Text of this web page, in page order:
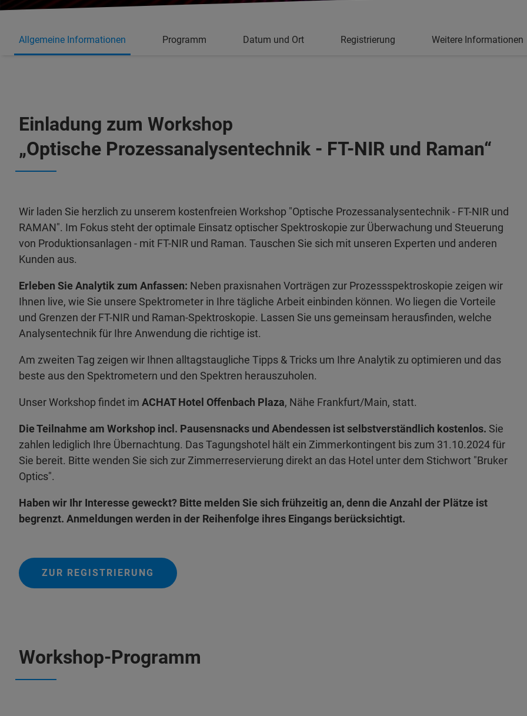
Allgemeine Informationen Programm Datum und Ort Registrierung Weitere Informationen
Einladung zum Workshop
„Optische Prozessanalysentechnik - FT-NIR und Raman“
Wir laden Sie herzlich zu unserem kostenfreien Workshop "Optische Prozessanalysentechnik - FT-NIR und
RAMAN". Im Fokus steht der optimale Einsatz optischer Spektroskopie zur Überwachung und Steuerung
von Produktionsanlagen - mit FT-NIR und Raman. Tauschen Sie sich mit unseren Experten und anderen
Kunden aus.
Erleben Sie Analytik zum Anfassen: Neben praxisnahen Vorträgen zur Prozessspektroskopie zeigen wir
Ihnen live, wie Sie unsere Spektrometer in Ihre tägliche Arbeit einbinden können. Wo liegen die Vorteile
und Grenzen der FT-NIR und Raman-Spektroskopie. Lassen Sie uns gemeinsam herausfinden, welche
Analysentechnik für Ihre Anwendung die richtige ist.
Am zweiten Tag zeigen wir Ihnen alltagstaugliche Tipps & Tricks um Ihre Analytik zu optimieren und das
beste aus den Spektrometern und den Spektren herauszuholen.
Unser Workshop findet im ACHAT Hotel Offenbach Plaza, Nähe Frankfurt/Main, statt.
Die Teilnahme am Workshop incl. Pausensnacks und Abendessen ist selbstverständlich kostenlos. Sie
zahlen lediglich Ihre Übernachtung. Das Tagungshotel hält ein Zimmerkontingent bis zum 31.10.2024 für
Sie bereit. Bitte wenden Sie sich zur Zimmerreservierung direkt an das Hotel unter dem Stichwort "Bruker
Optics".
Haben wir Ihr Interesse geweckt? Bitte melden Sie sich frühzeitig an, denn die Anzahl der Plätze ist
begrenzt. Anmeldungen werden in der Reihenfolge ihres Eingangs berücksichtigt.
ZUR REGISTRIERUNG
Workshop-Programm